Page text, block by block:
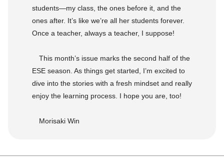
students—my class, the ones before it, and the
ones after. It’s like we’re all her students forever.
Once a teacher, always a teacher, I suppose!
This month’s issue marks the second half of the
ESE season. As things get started, I’m excited to
dive into the stories with a fresh mindset and really
enjoy the learning process. I hope you are, too!
Morisaki Win